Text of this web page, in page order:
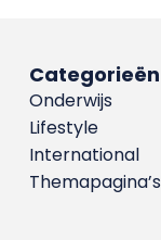
Categorieën
Onderwijs
Lifestyle
International
Themapagina’s